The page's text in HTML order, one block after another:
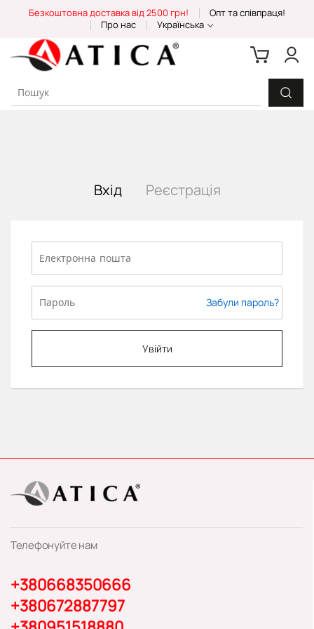
Content
Безкоштовна доставка від 2500 грн!
Опт та співпраця!
Про нас
Українська
Вхід Реєстрація
Забули пароль?
Увійти
Телефонуйте нам
+380668350666
+380672887797